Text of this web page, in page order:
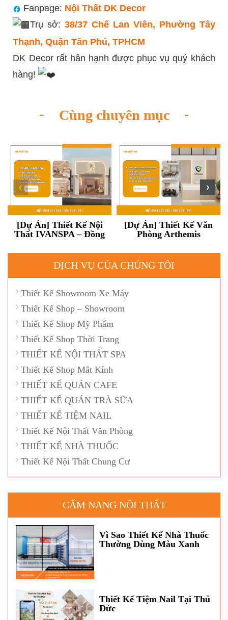
Fanpage: Nội Thất DK Decor
Trụ sở:38/37 Chế Lan Viên, Phường Tây
Thạnh, Quận Tân Phú, TPHCM
DK Decor rất hân hạnh được phục vụ quý khách
hàng!
Cùng chuyên mục
[Dự Án] Thiết Kế Nội
Thất IVANSPA – Đồng
Nai
[Dự Án] Thiết Kế Văn
Phòng Arthemis
›
‹
DỊCH VỤ CỦA CHÚNG TÔI
Thiết Kế Showroom Xe Máy
Thiết Kế Shop – Showroom
Thiết Kế Shop Mỹ Phẩm
Thiết Kế Shop Thời Trang
THIẾT KẾ NỘI THẤT SPA
Thiết Kế Shop Mắt Kính
THIẾT KẾ QUÁN CAFE
THIẾT KẾ QUÁN TRÀ SỮA
THIẾT KẾ TIỆM NAIL
Thiết Kế Nội Thất Văn Phòng
THIẾT KẾ NHÀ THUỐC
Thiết Kế Nội Thất Chung Cư
CẨM NANG NỘI THẤT
Vì Sao Thiết Kế Nhà Thuốc
Thường Dùng Màu Xanh
Thiết Kế Tiệm Nail Tại Thủ
Đức